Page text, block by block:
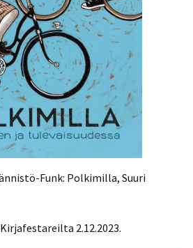
Funk: Polkimilla, Suuri
2.12.2023.